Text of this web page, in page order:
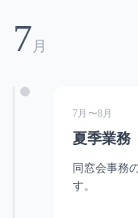
7 月
7月〜8月
夏季業務
同窓会事務
す。